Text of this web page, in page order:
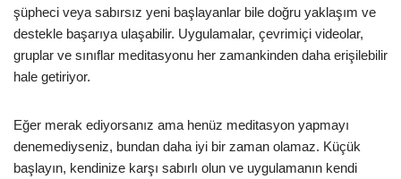
şüpheci veya sabırsız yeni başlayanlar bile doğru yaklaşım ve
destekle başarıya ulaşabilir. Uygulamalar, çevrimiçi videolar,
gruplar ve sınıflar meditasyonu her zamankinden daha erişilebilir
hale getiriyor.
Eğer merak ediyorsanız ama henüz meditasyon yapmayı
denemediyseniz, bundan daha iyi bir zaman olamaz. Küçük
başlayın, kendinize karşı sabırlı olun ve uygulamanın kendi